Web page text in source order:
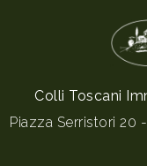
Colli Toscani
Piazza Serristori 20